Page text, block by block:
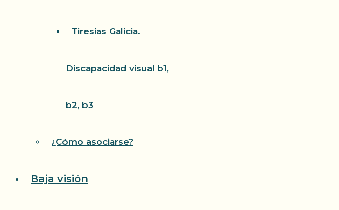
Tiresias Galicia.
Discapacidad visual b1,
b2, b3
¿Cómo asociarse?
Baja visión